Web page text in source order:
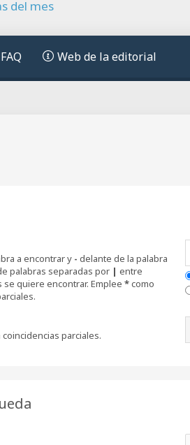
del mes
FAQ Web de la editorial
a encontrar y - delante de la palabra
palabras separadas por | entre
quiere encontrar. Emplee *como
parciales.